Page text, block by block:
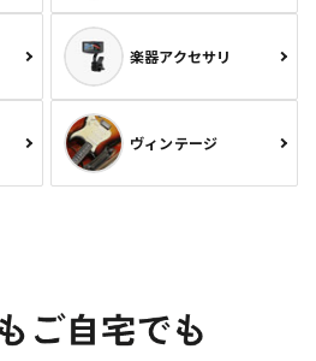
楽器アクセサリ
ヴィンテージ